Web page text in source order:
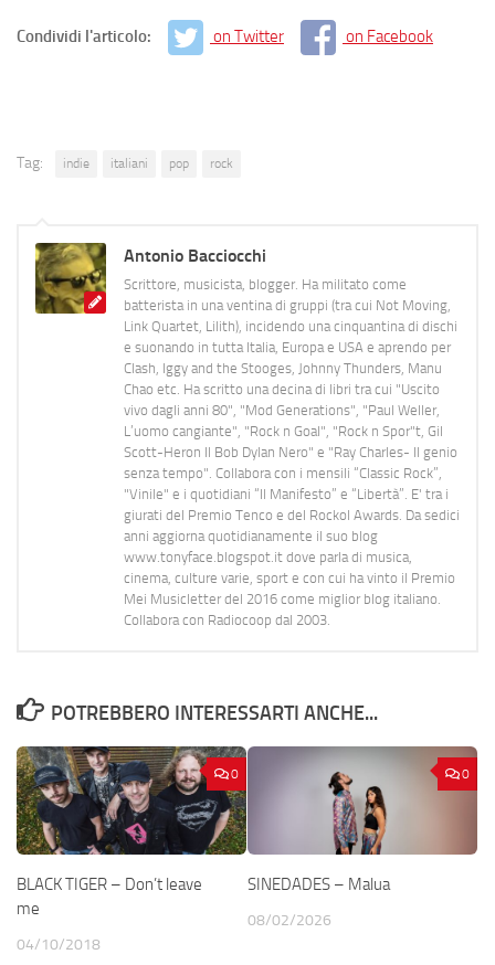
Condividi l'articolo: on Twitter on Facebook
Tag: indie italiani pop rock
Antonio Bacciocchi
Scrittore, musicista, blogger. Ha militato come
batterista in una ventina di gruppi (tra cui Not Moving,
Link Quartet, Lilith), incidendo una cinquantina di dischi
e suonando in tutta Italia, Europa e USA e aprendo per
Clash, Iggy and the Stooges, Johnny Thunders, Manu
Chao etc. Ha scritto una decina di libri tra cui "Uscito
vivo dagli anni 80", "Mod Generations", "Paul Weller,
L’uomo cangiante", "Rock n Goal", "Rock n Spor"t, Gil
Scott-Heron Il Bob Dylan Nero" e "Ray Charles- Il genio
senza tempo". Collabora con i mensili “Classic Rock”,
"Vinile" e i quotidiani “Il Manifesto” e “Libertà”. E' tra i
giurati del Premio Tenco e del Rockol Awards. Da sedici
anni aggiorna quotidianamente il suo blog
www.tonyface.blogspot.it dove parla di musica,
cinema, culture varie, sport e con cui ha vinto il Premio
Mei Musicletter del 2016 come miglior blog italiano.
Collabora con Radiocoop dal 2003.
POTREBBERO INTERESSARTI ANCHE...
0
BLACK TIGER – Don’t leave
me
04/10/2018
0
SINEDADES – Malua
08/02/2026